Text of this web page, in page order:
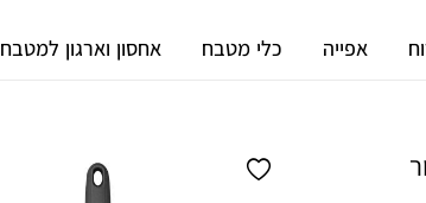
אפייה כלי מטבח אחסון וארגון למטבח